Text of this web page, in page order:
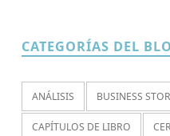
CATEGORÍAS DEL
ANÁLISIS BUSINESS
CAPÍTULOS DE LIBRO